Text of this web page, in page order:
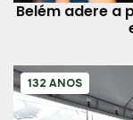
Belém adere a
132 ANOS